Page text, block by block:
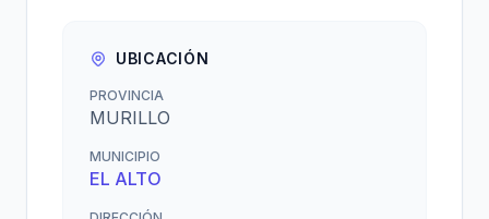
UBICACIÓN
PROVINCIA
MURILLO
MUNICIPIO
EL ALTO